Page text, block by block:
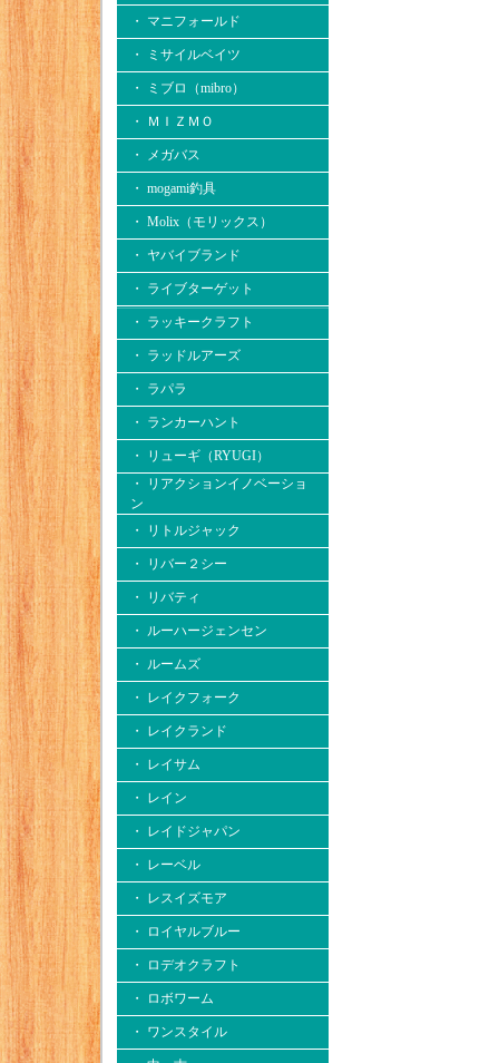
・ マニフォールド
・ ミサイルベイツ
・ ミブロ（mibro）
・ ＭＩＺＭＯ
・ メガバス
・ mogami釣具
・ Molix（モリックス）
・ ヤバイブランド
・ ライブターゲット
・ ラッキークラフト
・ ラッドルアーズ
・ ラパラ
・ ランカーハント
・ リューギ（RYUGI）
・ リアクションイノベーショ
ン
・ リトルジャック
・ リバー２シー
・ リバティ
・ ルーハージェンセン
・ ルームズ
・ レイクフォーク
・ レイクランド
・ レイサム
・ レイン
・ レイドジャパン
・ レーベル
・ レスイズモア
・ ロイヤルブルー
・ ロデオクラフト
・ ロボワーム
・ ワンスタイル